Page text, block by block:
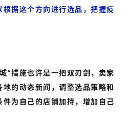
根据这个方向进行选品，把握疫
”措施也许是一把双刃剑，卖家
的动态新闻，调整选品策略和
为自己的店铺加持，增加自己